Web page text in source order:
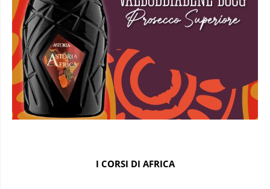
I CORSI DI AFRICA